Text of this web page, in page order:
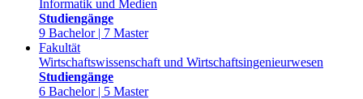
Informatik und Medien
Studiengänge
9 Bachelor | 7 Master
Fakultät
Wirtschaftswissenschaft und Wirtschaftsingenieurwesen
Studiengänge
6 Bachelor | 5 Master